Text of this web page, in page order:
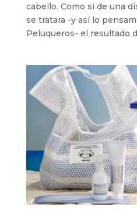
cabello. Como si de una
se tratara -y así lo
Peluqueros- el resultado